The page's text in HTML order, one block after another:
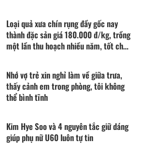
Loại quả xưa chín rụng đầy gốc nay
thành đặc sản giá 180.000 đ/kg, trồng
một lần thu hoạch nhiều năm, tốt cho
Nhớ vợ trẻ xin nghỉ làm về giữa trưa,
thấy cảnh em trong phòng, tôi không
thể bình tĩnh
Kim Hye Soo và 4 nguyên tắc giữ dáng
giúp phụ nữ U60 luôn tự tin